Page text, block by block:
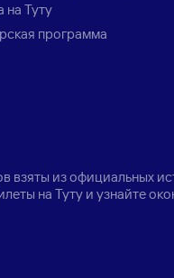
на Туту
программа
взяты из официальных
на Туту и узнайте